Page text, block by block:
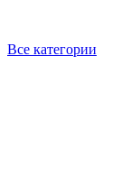
Все категории